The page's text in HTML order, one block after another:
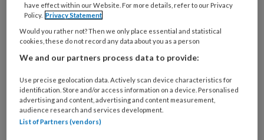
PREMIUM
Wilt u dit artikel lezen?
Bekijk de mogelijkheden
Al abonnee?
have effect within our Website. For more details, refer to our Privacy
Policy. Privacy Statement
Would you rather not? Then we only place essential and statistical
cookies, these do not record any data about you as a person
We and our partners process data to provide:
Use precise geolocation data. Actively scan device characteristics for
identification. Store and/or access information on a device. Personalised
advertising and content, advertising and content measurement,
audience research and services development.
List of Partners (vendors)